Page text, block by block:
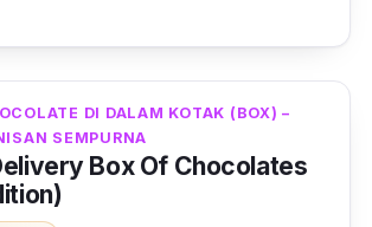
DI DALAM KOTAK (BOX) –
SEMPURNA
Box Of Chocolates